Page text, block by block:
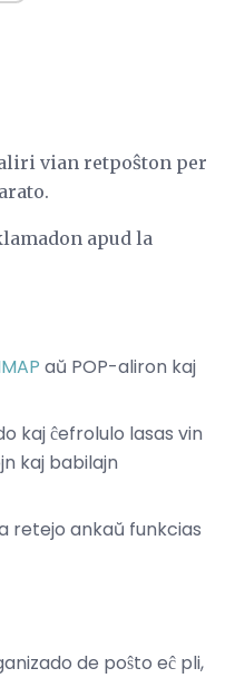
vian retpoŝton per
apud la
aŭ POP-aliron kaj
kaj ĉefrolulo lasas vin
kaj babilajn
retejo ankaŭ funkcias
de poŝto eĉ pli,